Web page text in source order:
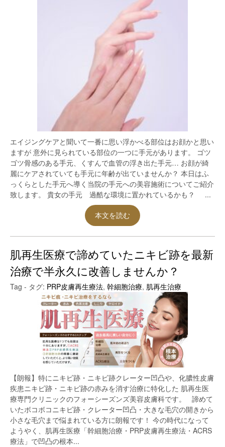
エイジングケアと聞いて一番に思い浮かべる部位はお顔かと思い
ますが 意外に見られている部位の一つに手元があります。 ゴツ
ゴツ骨感のある手元、くすんで血管の浮き出た手元… お顔が綺
麗にケアされていても手元に年齢が出ていませんか？ 本日はふ
っくらとした手元へ導く当院の手元への美容施術についてご紹介
致します。 貴女の手元 過酷な環境に置かれているかも？ ...
本文を読む
肌再生医療で諦めていたニキビ跡を最新
治療で半永久に改善しませんか？
Tag - タグ: PRP皮膚再生療法, 幹細胞治療, 肌再生治療
【朗報】特にニキビ跡・ニキビ跡クレーター凹凸や、化膿性皮膚
疾患ニキビ跡・ニキビ跡の赤みを消す治療に特化した 肌再生医
療専門クリニックのフォーシーズンズ美容皮膚科です。 諦めて
いたボコボコニキビ跡・クレーター凹凸・大きな毛穴の開きから
小さな毛穴まで悩まれている方に朗報です！ 今の時代になって
ようやく、肌再生医療「幹細胞治療・PRP皮膚再生療法・ACRS
療法」で凹凸の根本...